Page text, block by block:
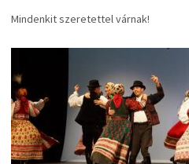
Mindenkit szeretettel várnak!